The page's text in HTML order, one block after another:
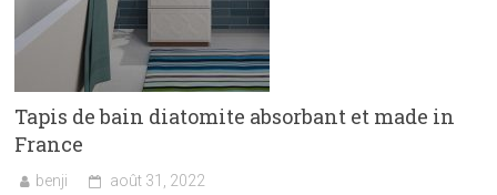
Tapis de bain diatomite absorbant et made in
France
benji août 31, 2022